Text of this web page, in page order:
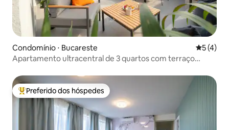
Condomínio ⋅ Bucareste 5 de
5 (4)
Apartamento ultracentral de 3 quartos com terraço
Entre os melhores preferidos dos hóspedes
Preferido dos hóspedes